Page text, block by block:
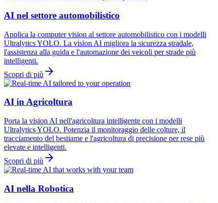
AI nel settore automobilistico
Applica la computer vision al settore automobilistico con i modelli
Ultralytics YOLO. La vision AI migliora la sicurezza stradale,
l'assistenza alla guida e l'automazione dei veicoli per strade più
intelligenti.
Scopri di più
AI in Agricoltura
Porta la vision AI nell'agricoltura intelligente con i modelli
Ultralytics YOLO. Potenzia il monitoraggio delle colture, il
tracciamento del bestiame e l'agricoltura di precisione per rese più
elevate e intelligenti.
Scopri di più
AI nella Robotica